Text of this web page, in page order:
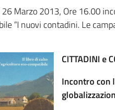
Marzo 2013, Ore 16.00
“I nuovi contadini. Le
CITTADINI e
Incontro con